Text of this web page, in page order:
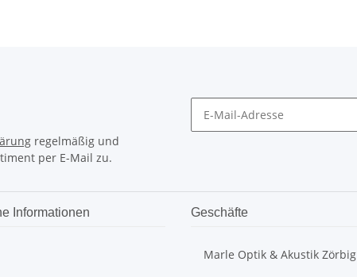
regelmäßig und
per E-Mail zu.
Informationen Geschäfte
Marle Optik & Akustik Zörbig